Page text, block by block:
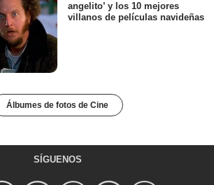
angelito’ y los 10 mejores
villanos de películas navideñas
Álbumes de fotos de Cine
SÍGUENOS